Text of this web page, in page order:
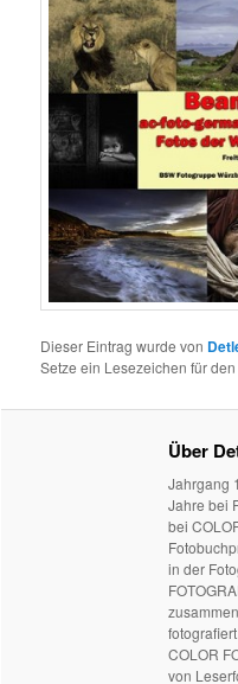
Dieser Eintrag wurde von
Setze ein Lesezeichen für den
Über
Jahrgang
Jahre bei
bei
in der
COLOR
von